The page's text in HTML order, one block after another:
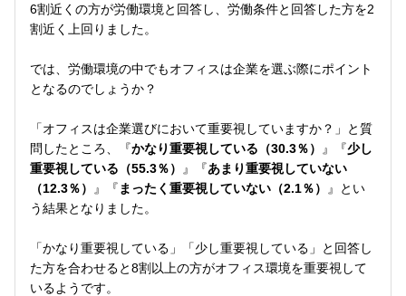
6割近くの方が労働環境と回答し、労働条件と回答した方を2
割近く上回りました。
では、労働環境の中でもオフィスは企業を選ぶ際にポイント
となるのでしょうか？
「オフィスは企業選びにおいて重要視していますか？」と質
問したところ、『かなり重要視している（30.3％） 』『少し
重要視している（55.3％）
』『あまり重要視していない
（12.3％）
』『 まったく重要視していない（2.1％）
』とい
う結果となりました。
「かなり重要視している」「少し重要視している」と回答し
た方を合わせると8割以上の方がオフィス環境を重要視して
いるようです。